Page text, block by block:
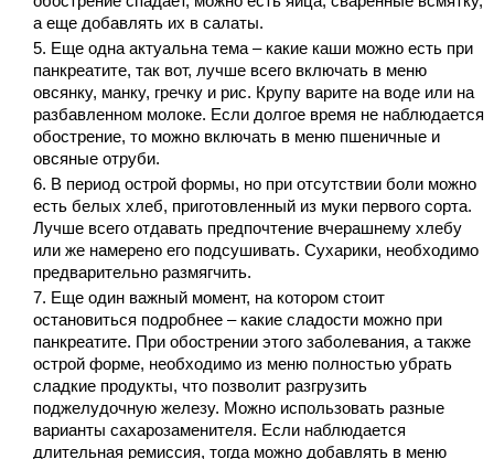
а еще добавлять их в салаты.
Еще одна актуальна тема – какие каши можно есть при
панкреатите, так вот, лучше всего включать в меню
овсянку, манку, гречку и рис. Крупу варите на воде или на
разбавленном молоке. Если долгое время не наблюдается
обострение, то можно включать в меню пшеничные и
овсяные отруби.
В период острой формы, но при отсутствии боли можно
есть белых хлеб, приготовленный из муки первого сорта.
Лучше всего отдавать предпочтение вчерашнему хлебу
или же намерено его подсушивать. Сухарики, необходимо
предварительно размягчить.
Еще один важный момент, на котором стоит
остановиться подробнее – какие сладости можно при
панкреатите. При обострении этого заболевания, а также
острой форме, необходимо из меню полностью убрать
сладкие продукты, что позволит разгрузить
поджелудочную железу. Можно использовать разные
варианты сахарозаменителя. Если наблюдается
длительная ремиссия, тогда можно добавлять в меню